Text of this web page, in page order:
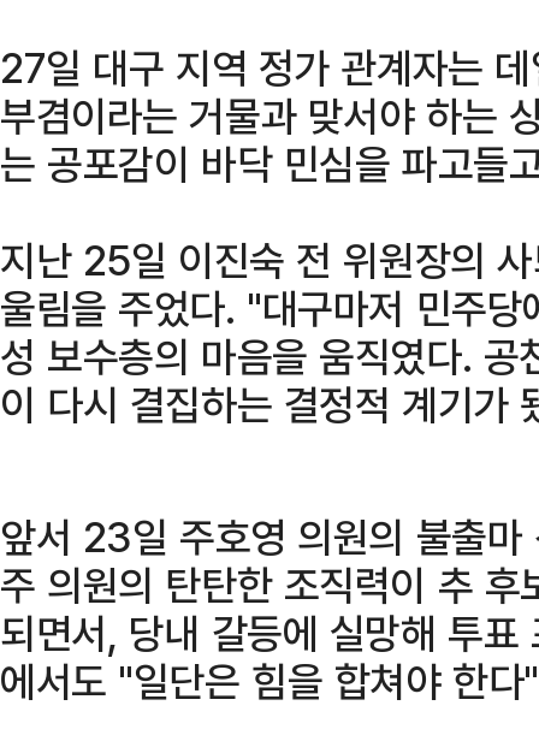
27일 대구 지역 정가 관계자는
부겸이라는 거물과 맞서야 하는
는 공포감이 바닥 민심을 파고들
지난 25일 이진숙 전 위원장의
울림을 주었다. "대구마저 민주
성 보수층의 마음을 움직였다.
이 다시 결집하는 결정적 계기가
앞서 23일 주호영 의원의 불출
주 의원의 탄탄한 조직력이 추
되면서, 당내 갈등에 실망해 투
에서도 "일단은 힘을 합쳐야 한